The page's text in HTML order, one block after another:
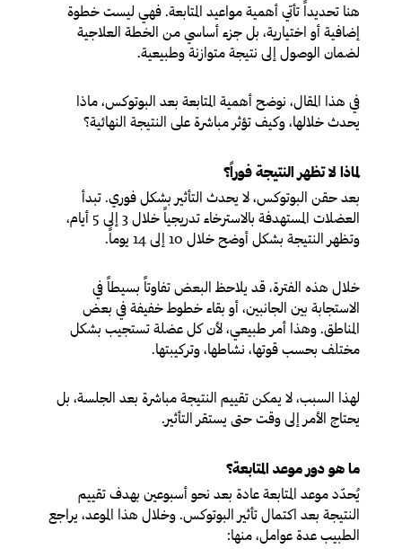
هنا تحديداً تأتي أهمية مواعيد المتابعة. فهي ليست خطوة
إضافية أو اختيارية، بل جزء أساسي من الخطة العلاجية
لضمان الوصول إلى نتيجة متوازنة وطبيعية.
في هذا المقال، نوضح أهمية المتابعة بعد البوتوكس، ماذا
يحدث خلالها، وكيف تؤثر مباشرة على النتيجة النهائية؟
لماذا لا تظهر النتيجة فوراً؟
بعد حقن البوتوكس، لا يحدث التأثير بشكل فوري. تبدأ
العضلات المستهدفة بالاسترخاء تدريجياً خلال 3 إلى 5 أيام،
وتظهر النتيجة بشكل أوضح خلال 10 إلى 14 يوماً.
خلال هذه الفترة، قد يلاحظ البعض تفاوتاً بسيطاً في
الاستجابة بين الجانبين، أو بقاء خطوط خفيفة في بعض
المناطق. وهذا أمر طبيعي، لأن كل عضلة تستجيب بشكل
مختلف بحسب قوتها، نشاطها، وتركيبتها.
لهذا السبب، لا يمكن تقييم النتيجة مباشرة بعد الجلسة، بل
يحتاج الأمر إلى وقت حتى يستقر التأثير.
ما هو دور موعد المتابعة؟
يُحدّد موعد المتابعة عادة بعد نحو أسبوعين بهدف تقييم
النتيجة بعد اكتمال تأثير البوتوكس. وخلال هذا الموعد، يراجع
الطبيب عدة عوامل، منها: